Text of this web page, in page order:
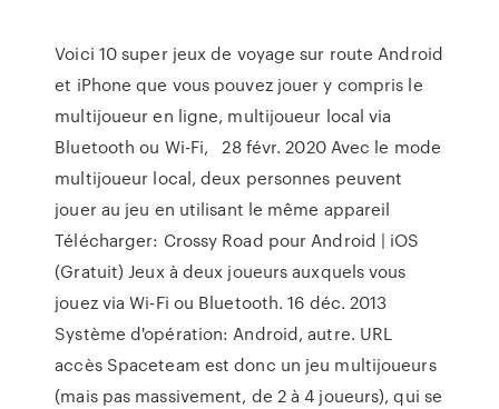
Voici 10 super jeux de voyage sur route Android
et iPhone que vous pouvez jouer y compris le
multijoueur en ligne, multijoueur local via
Bluetooth ou Wi-Fi, 28 févr. 2020 Avec le mode
multijoueur local, deux personnes peuvent
jouer au jeu en utilisant le même appareil
Télécharger: Crossy Road pour Android | iOS
(Gratuit) Jeux à deux joueurs auxquels vous
jouez via Wi-Fi ou Bluetooth. 16 déc. 2013
Système d'opération: Android, autre. URL
accès Spaceteam est donc un jeu multijoueurs
(mais pas massivement, de 2 à 4 joueurs), qui se